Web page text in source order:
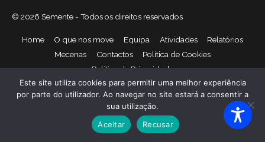
© 2026 Semente - Todos os direitos reservados
Home O que nos move Equipa Atividades
Relatórios
Mecenas
Contactos
Política de Cookies
Política de Privacidade
Este site utiliza cookies para permitir uma melhor experiência
por parte do utilizador. Ao navegar no site estará a consentir a
sua utilização.
Aceitar
Recusar